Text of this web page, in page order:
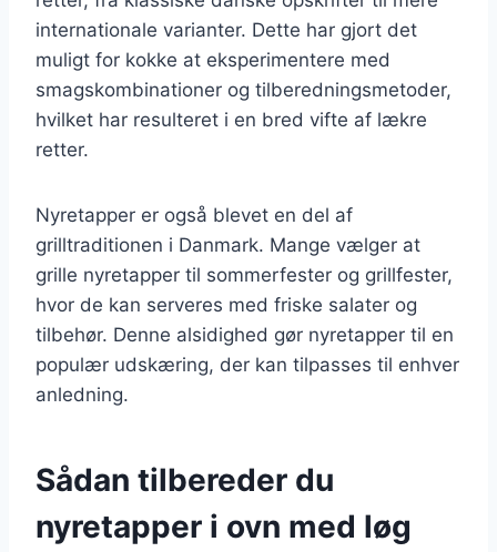
internationale varianter. Dette har gjort det
muligt for kokke at eksperimentere med
smagskombinationer og tilberedningsmetoder,
hvilket har resulteret i en bred vifte af lækre
retter.
Nyretapper er også blevet en del af
grilltraditionen i Danmark. Mange vælger at
grille nyretapper til sommerfester og grillfester,
hvor de kan serveres med friske salater og
tilbehør. Denne alsidighed gør nyretapper til en
populær udskæring, der kan tilpasses til enhver
anledning.
Sådan tilbereder du
nyretapper i ovn med løg